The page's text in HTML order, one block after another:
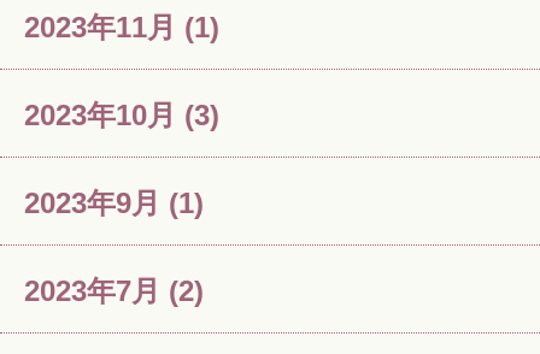
2023年11月 (1)
2023年10月 (3)
2023年9月 (1)
2023年7月 (2)